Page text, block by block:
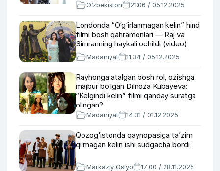
O‘zbekiston 21:06 / 05.12.2025
Londonda “O‘g‘irlanmagan kelin” hind
filmi bosh qahramonlari — Raj va
Simranning haykali ochildi (video)
Madaniyat 11:34 / 05.12.2025
Rayhonga atalgan bosh rol, ozishga
majbur bo‘lgan Dilnoza Kubayeva:
“Kelgindi kelin” filmi qanday suratga
olingan?
Madaniyat 14:31 / 01.12.2025
Qozog‘istonda qaynopasiga ta’zim
qilmagan kelin ishi sudgacha bordi
Markaziy Osiyo 17:00 / 28.11.2025